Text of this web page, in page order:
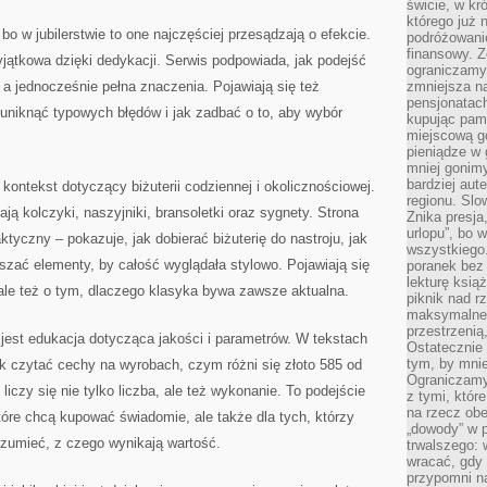
w jubilerstwie to one najczęściej przesądzają o efekcie.
dzięki dedykacji. Serwis podpowiada, jak podejść
jednocześnie pełna znaczenia. Pojawiają się też
typowych błędów i jak zadbać o to, aby wybór
dotyczący biżuterii codziennej i okolicznościowej.
kolczyki, naszyjniki, bransoletki oraz sygnety. Strona
– pokazuje, jak dobierać biżuterię do nastroju, jak
elementy, by całość wyglądała stylowo. Pojawiają się
też o tym, dlaczego klasyka bywa zawsze aktualna.
edukacja dotycząca jakości i parametrów. W tekstach
czytać cechy na wyrobach, czym różni się złoto 585 od
się nie tylko liczba, ale też wykonanie. To podejście
chcą kupować świadomie, ale także dla tych, którzy
z czego wynikają wartość.
świcie, w
którego już
finansowy.
zmniejsza
kupując
miejscową
pieniądze w
mniej
bardziej
regionu.
Znika
urlopu”, bo
poranek
lekturę
piknik nad
Ostatecznie
tym, by
z tymi,
na rzecz
„dowody”
trwalszego:
wracać, gdy
przypomni